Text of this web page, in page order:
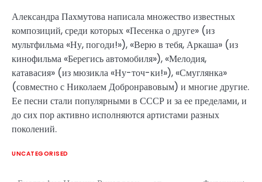
Александра Пахмутова написала множество известных
композиций, среди которых «Песенка о друге» (из
мультфильма «Ну, погоди!»), «Верю в тебя, Аркаша» (из
кинофильма «Берегись автомобиля»), «Мелодия,
катавасия» (из мюзикла «Ну-точ-ки!»), «Смуглянка»
(совместно с Николаем Добронравовым) и многие другие.
Ее песни стали популярными в СССР и за ее пределами, и
до сих пор активно исполняются артистами разных
поколений.
UNCATEGORISED